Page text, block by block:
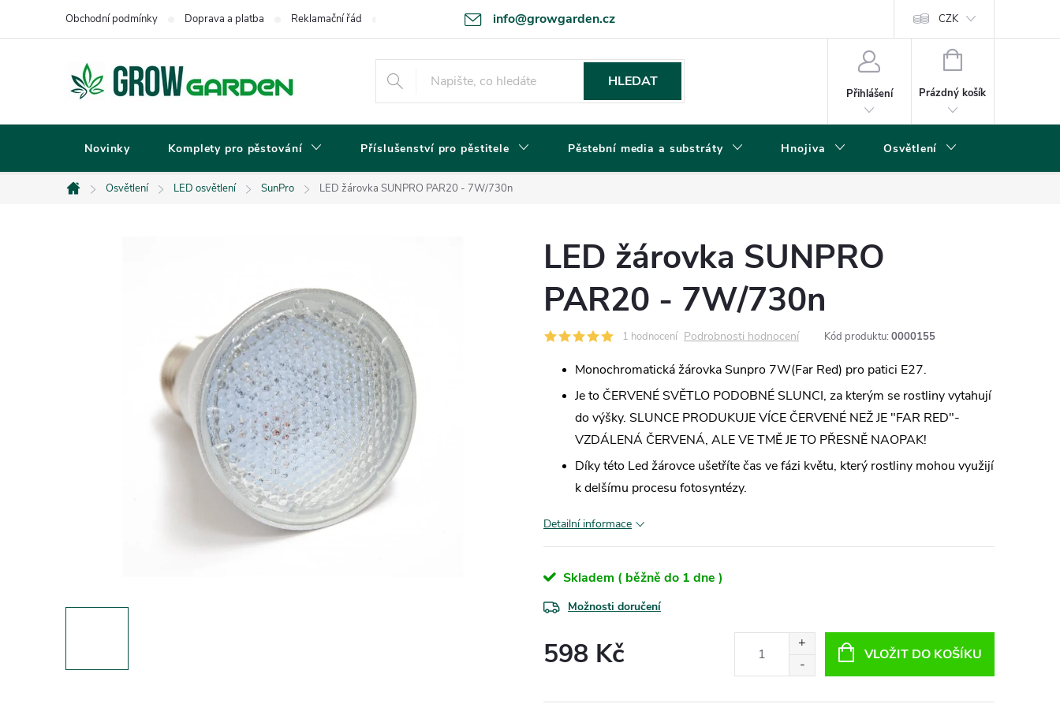
info@growgarden.cz
Obchodní podmínky Doprava a platba Reklamační řád Odstoupení od smlouvy Zásady ochrany osobních údajů a cookies CZK
HLEDAT
Přihlášení
NÁKUPNÍ
Prázdný košík
Novinky Komplety pro pěstování Příslušenství pro pěstitele Pěstební media a substráty Hnojiva Osvětlení
Domů
Osvětlení LED osvětlení SunPro LED žárovka SUNPRO PAR20 - 7W/730n
LED žárovka SUNPRO
PAR20 - 7W/730n
1 hodnocení Podrobnosti hodnocení Kód produktu: 0000155
Monochromatická žárovka Sunpro 7W(Far Red) pro patici E27.
Je to ČERVENÉ SVĚTLO PODOBNÉ SLUNCI, za kterým se rostliny vytahují
do výšky. SLUNCE PRODUKUJE VÍCE ČERVENÉ NEŽ JE "FAR RED"-
VZDÁLENÁ ČERVENÁ, ALE VE TMĚ JE TO PŘESNĚ NAOPAK!
Díky této Led žárovce ušetříte čas ve fázi květu, který rostliny mohou využijí
k delšímu procesu fotosyntézy.
Detailní informace
Skladem ( běžně do 1 dne )
Možnosti doručení
598 Kč VLOŽIT DO KOŠÍKU